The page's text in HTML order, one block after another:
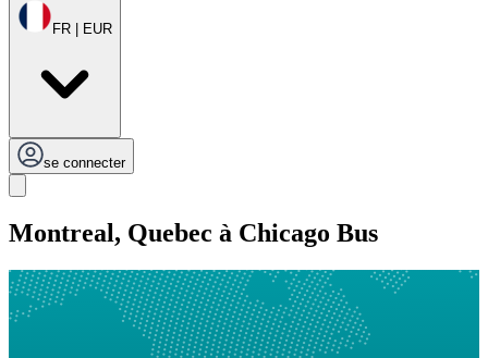
FR | EUR
se connecter
Montreal, Quebec à Chicago Bus